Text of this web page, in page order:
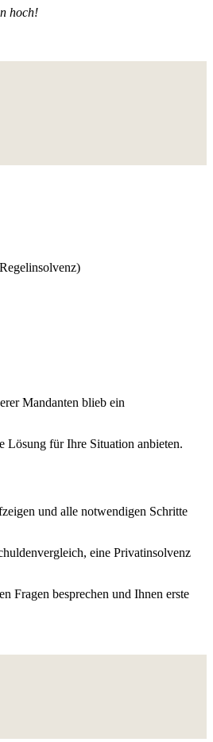
hoch!
Mandanten blieb ein
Lösung für Ihre Situation anbieten.
und alle notwendigen Schritte
eine Privatinsolvenz
Fragen besprechen und Ihnen erste